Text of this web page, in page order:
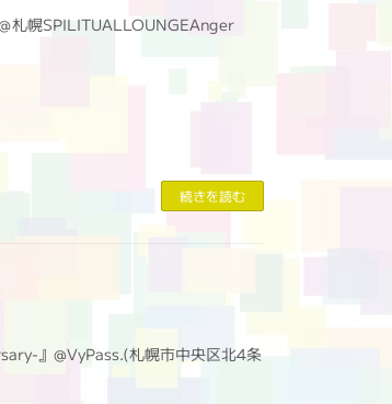
札幌SPILITUALLOUNGEAnger
続きを読む
』@VyPass.(札幌市中央区北4条